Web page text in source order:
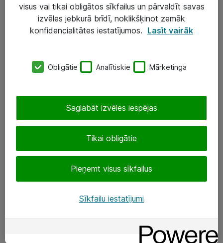
IT infrastruktūra
Darba vietu IT risinājumi
SIA „ATEA”
+(371) 67 81 90 50
eShop@atea.lv
Sekojiet mums
visus vai tikai obligātos sīkfailus un pārvaldīt savas
izvēles jebkurā brīdī, noklikšķinot zemāk
konfidencialitātes iestatījumos. Lasīt vairāk
Obligātie Analītiskie Mārketinga
Tikai obligātie
Pieņemt visus sīkfailus
Saglabāt izvēles iespējas
Sīkfailu iestatījumi